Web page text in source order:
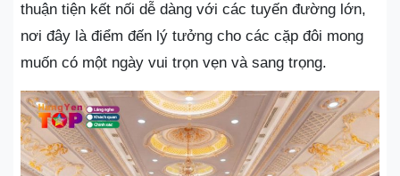
thuận tiện kết nối dễ dàng với các tuyến đường lớn,
nơi đây là điểm đến lý tưởng cho các cặp đôi mong
muốn có một ngày vui trọn vẹn và sang trọng.